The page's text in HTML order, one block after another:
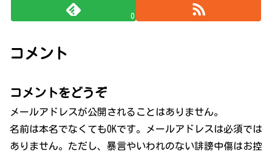
0
コメント
コメントをどうぞ
メールアドレスが公開されることはありません。
名前は本名でなくてもOKです。メールアドレスは必須では
ありません。ただし、暴言やいわれのない誹謗中傷はお控